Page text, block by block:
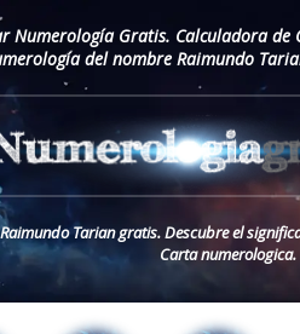
Numerología Gratis. Calculadora de
del nombre Raimundo
Tarian gratis. Descubre el
Carta numerologica.